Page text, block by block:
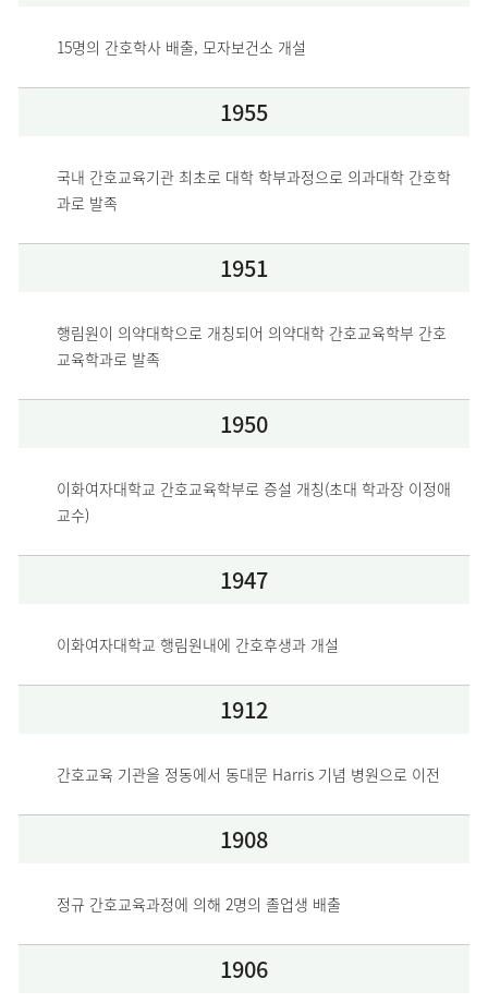
15명의 간호학사 배출, 모자보건소 개설
1955
국내 간호교육기관 최초로 대학 학부과정으로 의과대학 간호학
과로 발족
1951
행림원이 의약대학으로 개칭되어 의약대학 간호교육학부 간호
교육학과로 발족
1950
이화여자대학교 간호교육학부로 증설 개칭(초대 학과장 이정애
교수)
1947
이화여자대학교 행림원내에 간호후생과 개설
1912
간호교육 기관을 정동에서 동대문 Harris 기념 병원으로 이전
1908
정규 간호교육과정에 의해 2명의 졸업생 배출
1906